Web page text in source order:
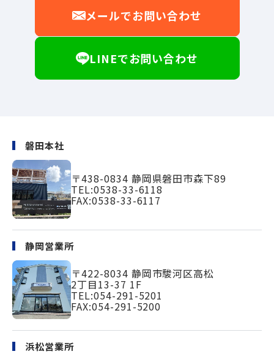
メールでお問い合わせ
LINEでお問い合わせ
磐田本社
〒438-0834 静岡県磐田市森下89
TEL:0538-33-6118
FAX:0538-33-6117
静岡営業所
〒422-8034 静岡市駿河区高松
2丁目13-37 1F
TEL:054-291-5201
FAX:054-291-5200
浜松営業所